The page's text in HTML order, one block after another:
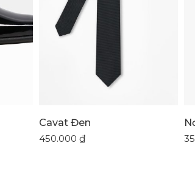
Cavat Đen
450.000 ₫